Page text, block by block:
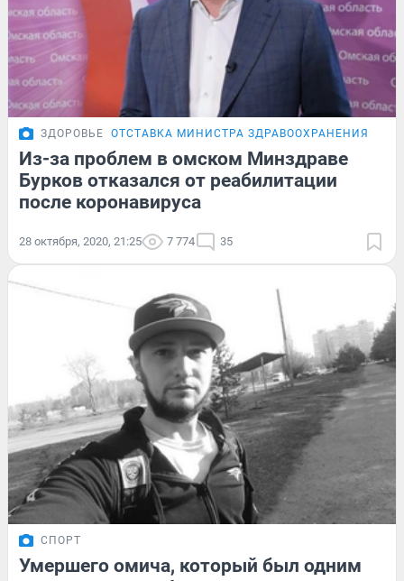
ЗДОРОВЬЕ ОТСТАВКА МИНИСТРА ЗДРАВООХРАНЕНИЯ
Из-за проблем в омском Минздраве
Бурков отказался от реабилитации
после коронавируса
28 октября, 2020, 21:25 7 774 35
СПОРТ
Умершего омича, который был одним